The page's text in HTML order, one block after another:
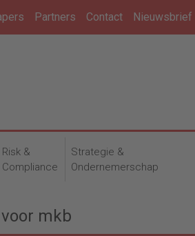
Partners Contact Nieuwsbrief
Risk &
Compliance
Strategie &
Ondernemerschap
mkb